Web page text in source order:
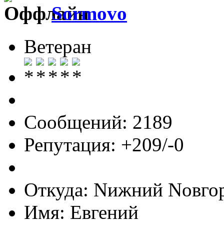
Sormovo
Ветеран
Сообщений: 2189
Репутация: +209/-0
Откуда: Nижний
Имя: Евгений